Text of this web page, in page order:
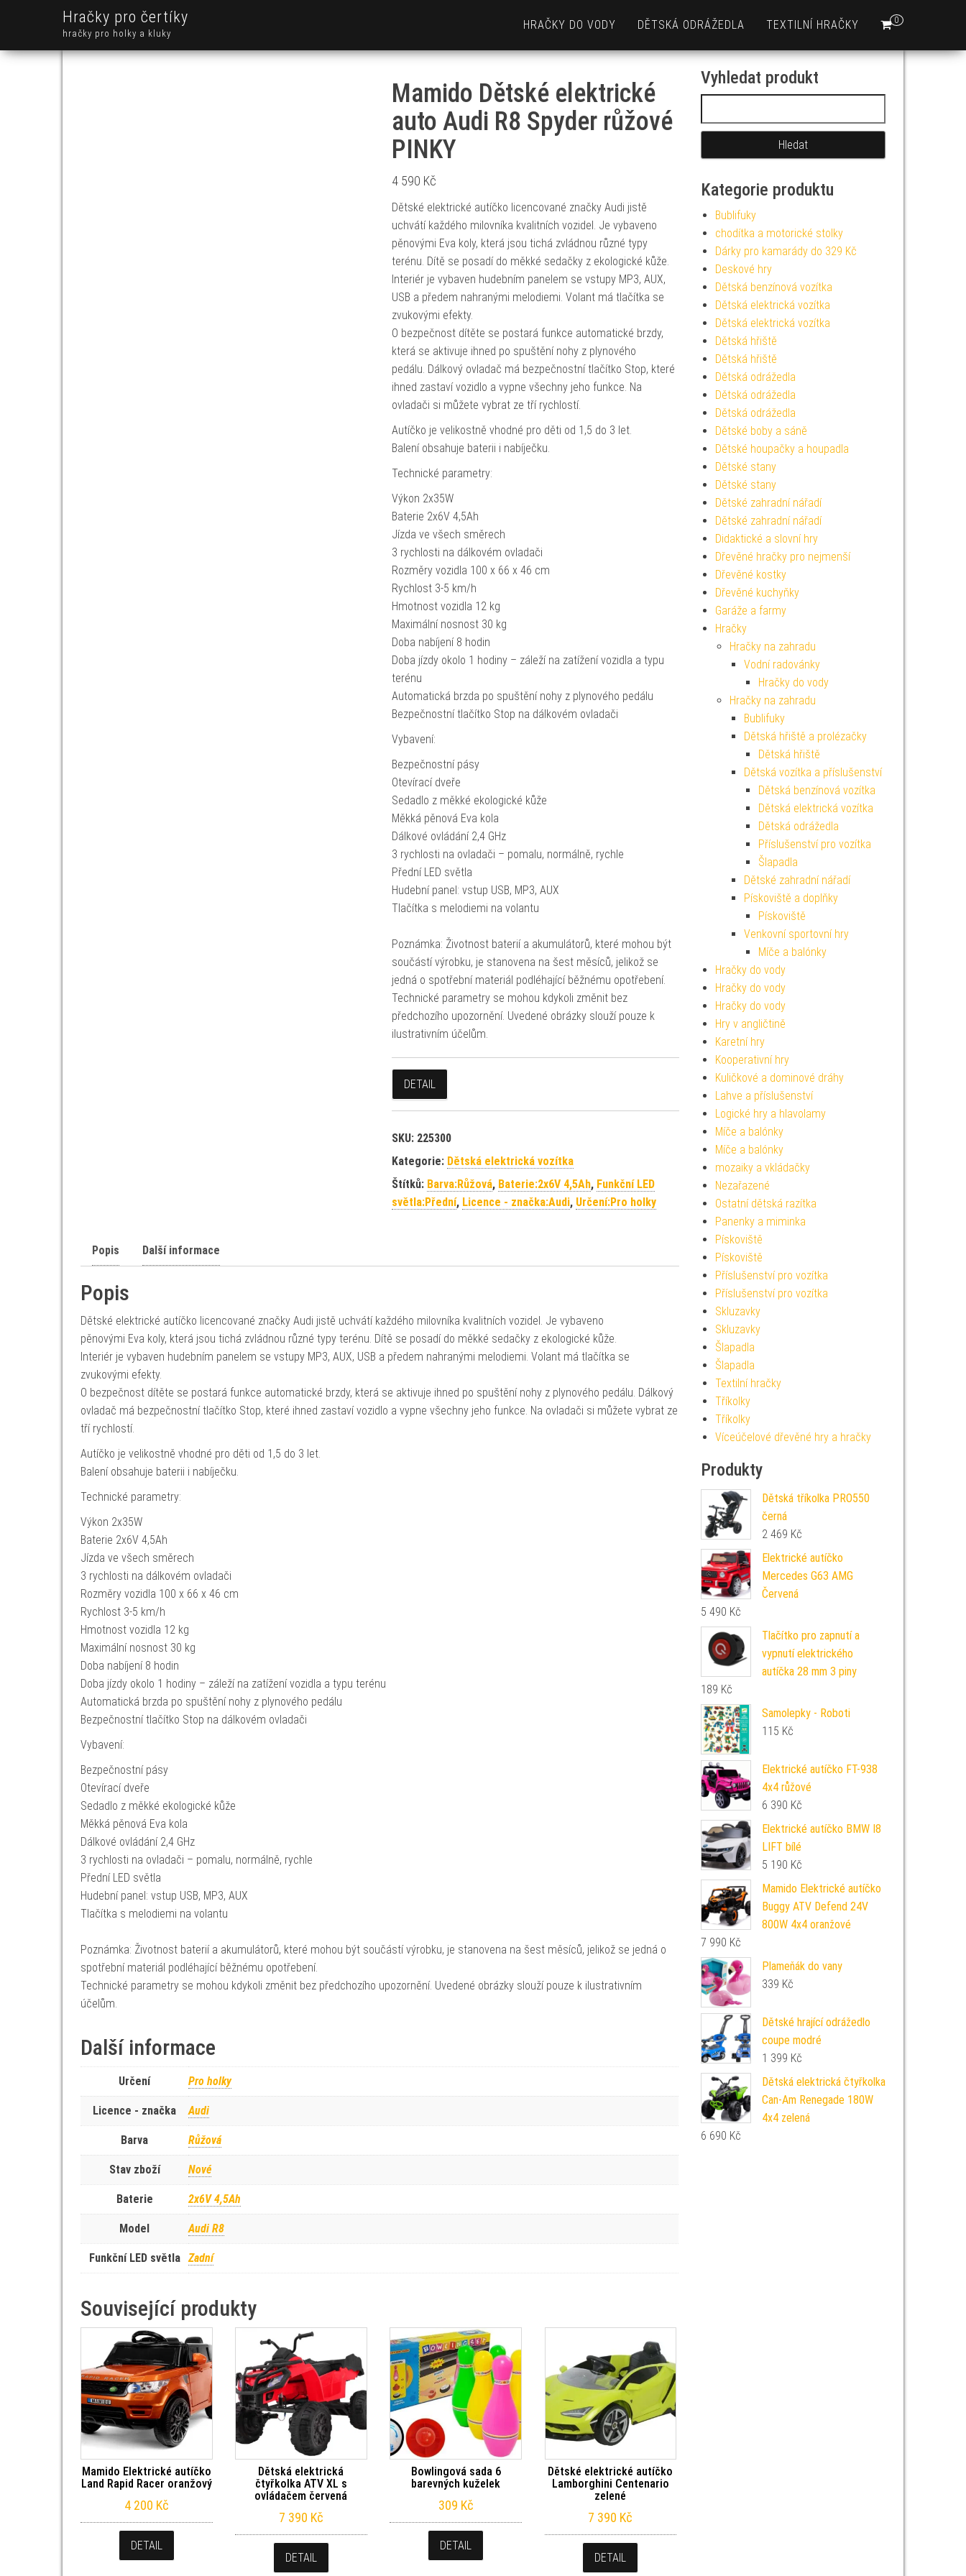
Hračky pro čertíky
hračky pro holky a kluky
0
HRAČKY DO VODY DĚTSKÁ ODRÁŽEDLA TEXTILNÍ HRAČKY
Mamido Dětské elektrické
auto Audi R8 Spyder růžové
PINKY
4 590 Kč
Dětské elektrické autíčko licencované značky Audi jistě
uchvátí každého milovníka kvalitních vozidel. Je vybaveno
pěnovými Eva koly, která jsou tichá zvládnou různé typy
terénu. Dítě se posadí do měkké sedačky z ekologické kůže.
Interiér je vybaven hudebním panelem se vstupy MP3, AUX,
USB a předem nahranými melodiemi. Volant má tlačítka se
zvukovými efekty.
O bezpečnost dítěte se postará funkce automatické brzdy,
která se aktivuje ihned po spuštění nohy z plynového
pedálu. Dálkový ovladač má bezpečnostní tlačítko Stop, které
ihned zastaví vozidlo a vypne všechny jeho funkce. Na
ovladači si můžete vybrat ze tří rychlostí.
Autíčko je velikostně vhodné pro děti od 1,5 do 3 let.
Balení obsahuje baterii i nabíječku.
Technické parametry:
Výkon 2x35W
Baterie 2x6V 4,5Ah
Jízda ve všech směrech
3 rychlosti na dálkovém ovladači
Rozměry vozidla 100 x 66 x 46 cm
Rychlost 3-5 km/h
Hmotnost vozidla 12 kg
Maximální nosnost 30 kg
Doba nabíjení 8 hodin
Doba jízdy okolo 1 hodiny – záleží na zatížení vozidla a typu
terénu
Automatická brzda po spuštění nohy z plynového pedálu
Bezpečnostní tlačítko Stop na dálkovém ovladači
Vybavení:
Bezpečnostní pásy
Otevírací dveře
Sedadlo z měkké ekologické kůže
Měkká pěnová Eva kola
Dálkové ovládání 2,4 GHz
3 rychlosti na ovladači – pomalu, normálně, rychle
Přední LED světla
Hudební panel: vstup USB, MP3, AUX
Tlačítka s melodiemi na volantu
Poznámka: Životnost baterií a akumulátorů, které mohou být
součástí výrobku, je stanovena na šest měsíců, jelikož se
jedná o spotřební materiál podléhající běžnému opotřebení.
Technické parametry se mohou kdykoli změnit bez
předchozího upozornění. Uvedené obrázky slouží pouze k
ilustrativním účelům.
DETAIL
SKU: 225300
Kategorie: Dětská elektrická vozítka
Štítků: Barva:Růžová, Baterie:2x6V 4,5Ah, Funkční LED
světla:Přední, Licence - značka:Audi, Určení:Pro holky
Popis Další informace
Popis
Dětské elektrické autíčko licencované značky Audi jistě uchvátí každého milovníka kvalitních vozidel. Je vybaveno
pěnovými Eva koly, která jsou tichá zvládnou různé typy terénu. Dítě se posadí do měkké sedačky z ekologické kůže.
Interiér je vybaven hudebním panelem se vstupy MP3, AUX, USB a předem nahranými melodiemi. Volant má tlačítka se
zvukovými efekty.
O bezpečnost dítěte se postará funkce automatické brzdy, která se aktivuje ihned po spuštění nohy z plynového pedálu. Dálkový
ovladač má bezpečnostní tlačítko Stop, které ihned zastaví vozidlo a vypne všechny jeho funkce. Na ovladači si můžete vybrat ze
tří rychlostí.
Autíčko je velikostně vhodné pro děti od 1,5 do 3 let.
Balení obsahuje baterii i nabíječku.
Technické parametry:
Výkon 2x35W
Baterie 2x6V 4,5Ah
Jízda ve všech směrech
3 rychlosti na dálkovém ovladači
Rozměry vozidla 100 x 66 x 46 cm
Rychlost 3-5 km/h
Hmotnost vozidla 12 kg
Maximální nosnost 30 kg
Doba nabíjení 8 hodin
Doba jízdy okolo 1 hodiny – záleží na zatížení vozidla a typu terénu
Automatická brzda po spuštění nohy z plynového pedálu
Bezpečnostní tlačítko Stop na dálkovém ovladači
Vybavení:
Bezpečnostní pásy
Otevírací dveře
Sedadlo z měkké ekologické kůže
Měkká pěnová Eva kola
Dálkové ovládání 2,4 GHz
3 rychlosti na ovladači – pomalu, normálně, rychle
Přední LED světla
Hudební panel: vstup USB, MP3, AUX
Tlačítka s melodiemi na volantu
Poznámka: Životnost baterií a akumulátorů, které mohou být součástí výrobku, je stanovena na šest měsíců, jelikož se jedná o
spotřební materiál podléhající běžnému opotřebení.
Technické parametry se mohou kdykoli změnit bez předchozího upozornění. Uvedené obrázky slouží pouze k ilustrativním
účelům.
Další informace
Určení Pro holky
Licence - značka Audi
Barva Růžová
Stav zboží Nové
Baterie 2x6V 4,5Ah
Model Audi R8
Funkční LED světla Zadní
Související produkty
Mamido Elektrické autíčko
Land Rapid Racer oranžový
4 200 Kč
DETAIL
Dětská elektrická
čtyřkolka ATV XL s
ovládačem červená
7 390 Kč
DETAIL
Bowlingová sada 6
barevných kuželek
309 Kč
DETAIL
Dětské elektrické autíčko
Lamborghini Centenario
zelené
7 390 Kč
DETAIL
Vyhledat produkt
Kategorie produktu
Bublifuky
chodítka a motorické stolky
Dárky pro kamarády do 329 Kč
Deskové hry
Dětská benzínová vozítka
Dětská elektrická vozítka
Dětská elektrická vozítka
Dětská hřiště
Dětská hřiště
Dětská odrážedla
Dětská odrážedla
Dětská odrážedla
Dětské boby a sáně
Dětské houpačky a houpadla
Dětské stany
Dětské stany
Dětské zahradní nářadí
Dětské zahradní nářadí
Didaktické a slovní hry
Dřevěné hračky pro nejmenší
Dřevěné kostky
Dřevěné kuchyňky
Garáže a farmy
Hračky
Hračky na zahradu
Vodní radovánky
Hračky do vody
Hračky na zahradu
Bublifuky
Dětská hřiště a prolézačky
Dětská hřiště
Dětská vozítka a příslušenství
Dětská benzínová vozítka
Dětská elektrická vozítka
Dětská odrážedla
Příslušenství pro vozítka
Šlapadla
Dětské zahradní nářadí
Pískoviště a doplňky
Pískoviště
Venkovní sportovní hry
Míče a balónky
Hračky do vody
Hračky do vody
Hračky do vody
Hry v angličtině
Karetní hry
Kooperativní hry
Kuličkové a dominové dráhy
Lahve a příslušenství
Logické hry a hlavolamy
Míče a balónky
Míče a balónky
mozaiky a vkládačky
Nezařazené
Ostatní dětská razítka
Panenky a miminka
Pískoviště
Pískoviště
Příslušenství pro vozítka
Příslušenství pro vozítka
Skluzavky
Skluzavky
Šlapadla
Šlapadla
Textilní hračky
Tříkolky
Tříkolky
Víceúčelové dřevěné hry a hračky
Produkty
Dětská tříkolka PRO550
černá
2 469 Kč
Elektrické autíčko
Mercedes G63 AMG
Červená
5 490 Kč
Tlačítko pro zapnutí a
vypnutí elektrického
autíčka 28 mm 3 piny
189 Kč
Samolepky - Roboti
115 Kč
Elektrické autíčko FT-938
4x4 růžové
6 390 Kč
Elektrické autíčko BMW I8
LIFT bílé
5 190 Kč
Mamido Elektrické autíčko
Buggy ATV Defend 24V
800W 4x4 oranžové
7 990 Kč
Plameňák do vany
339 Kč
Dětské hrající odrážedlo
coupe modré
1 399 Kč
Dětská elektrická čtyřkolka
Can-Am Renegade 180W
4x4 zelená
6 690 Kč